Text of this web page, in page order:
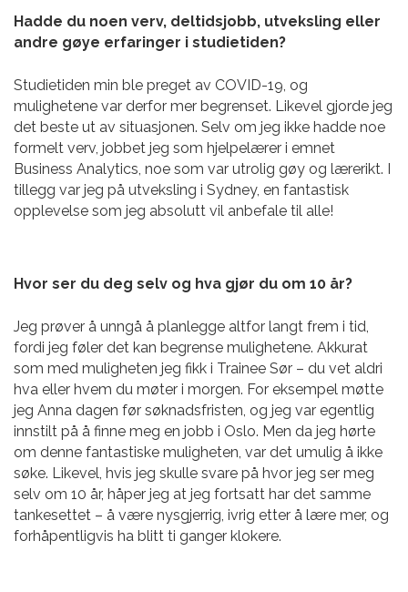
Hadde du noen verv, deltidsjobb, utveksling eller
andre gøye erfaringer i studietiden?
Studietiden min ble preget av COVID-19, og
mulighetene var derfor mer begrenset. Likevel gjorde jeg
det beste ut av situasjonen. Selv om jeg ikke hadde noe
formelt verv, jobbet jeg som hjelpelærer i emnet
Business Analytics, noe som var utrolig gøy og lærerikt. I
tillegg var jeg på utveksling i Sydney, en fantastisk
opplevelse som jeg absolutt vil anbefale til alle!
Hvor ser du deg selv og hva gjør du om 10 år?
Jeg prøver å unngå å planlegge altfor langt frem i tid,
fordi jeg føler det kan begrense mulighetene. Akkurat
som med muligheten jeg fikk i Trainee Sør – du vet aldri
hva eller hvem du møter i morgen. For eksempel møtte
jeg Anna dagen før søknadsfristen, og jeg var egentlig
innstilt på å finne meg en jobb i Oslo. Men da jeg hørte
om denne fantastiske muligheten, var det umulig å ikke
søke. Likevel, hvis jeg skulle svare på hvor jeg ser meg
selv om 10 år, håper jeg at jeg fortsatt har det samme
tankesettet – å være nysgjerrig, ivrig etter å lære mer, og
forhåpentligvis ha blitt ti ganger klokere.